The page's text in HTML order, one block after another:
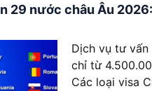
29 nước châu Âu
Dịch vụ tư
chỉ từ
Các loại visa